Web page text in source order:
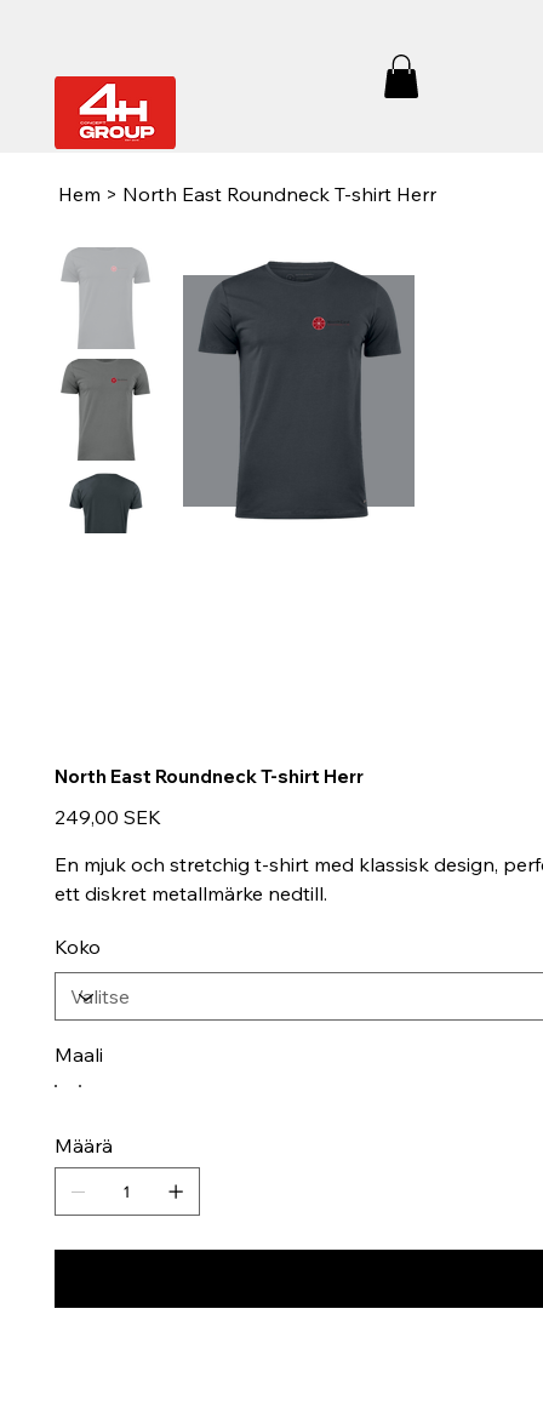
Hem > North East Roundneck T-shirt Herr
North East Roundneck T-shirt Herr
Hinta
249,00 SEK
En mjuk och stretchig t-shirt med klassisk design,
ett diskret metallmärke nedtill.
Koko
Maali
Määrä